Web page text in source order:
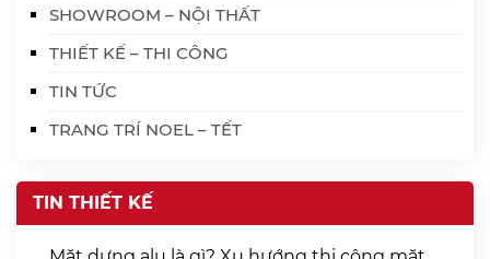
SHOWROOM – NỘI THẤT
THIẾT KẾ – THI CÔNG
TIN TỨC
TRANG TRÍ NOEL – TẾT
TIN THIẾT KẾ